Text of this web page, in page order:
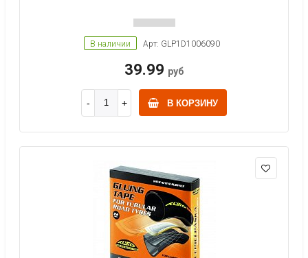
В наличии Арт: GLP1D1006090
39.99 руб
В КОРЗИНУ